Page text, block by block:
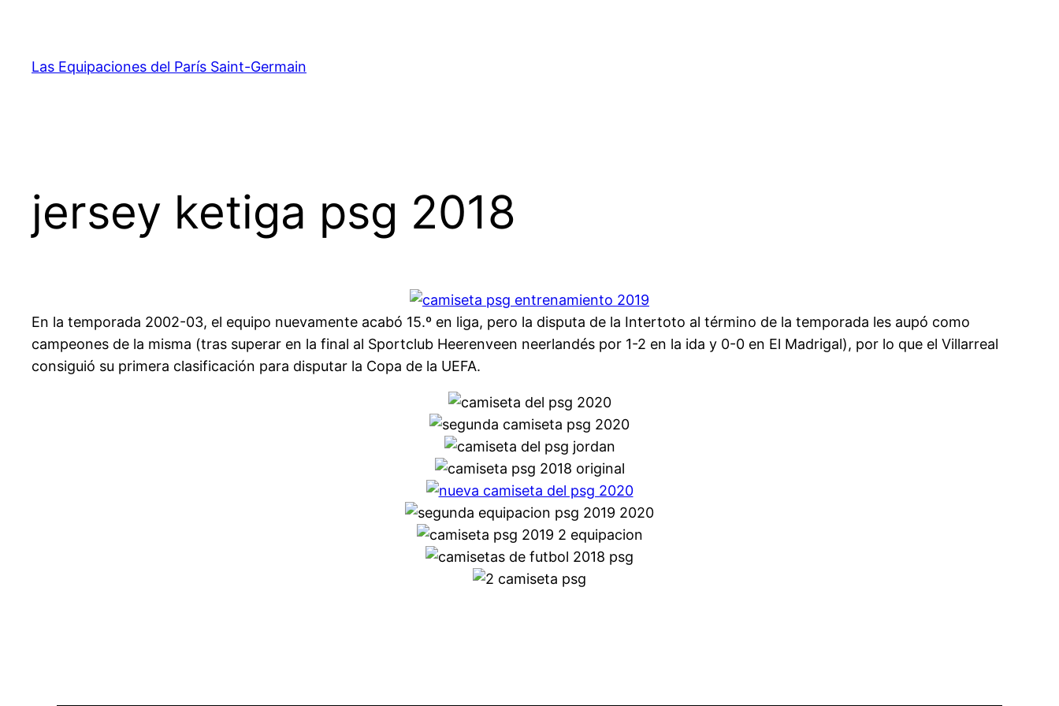
contenido
Las Equipaciones del París Saint-Germain
jersey ketiga psg 2018
En la temporada 2002-03, el equipo nuevamente acabó 15.º en liga, pero la disputa de la Intertoto al término de la temporada les aupó como
campeones de la misma (tras superar en la final al Sportclub Heerenveen neerlandés por 1-2 en la ida y 0-0 en El Madrigal), por lo que el Villarreal
consiguió su primera clasificación para disputar la Copa de la UEFA.